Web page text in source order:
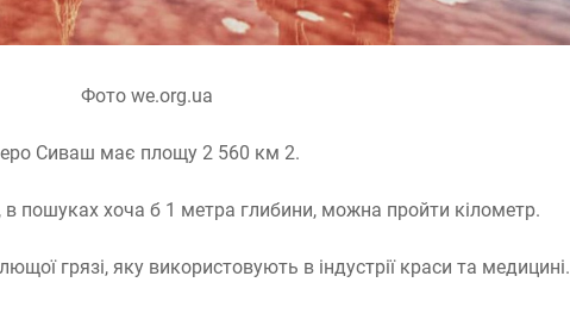
Фото we.org.ua
Сиваш має площу 2 560 км 2.
в пошуках хоча б 1 метра глибини, можна пройти кілометр.
грязі, яку використовують в індустрії краси та медицині.